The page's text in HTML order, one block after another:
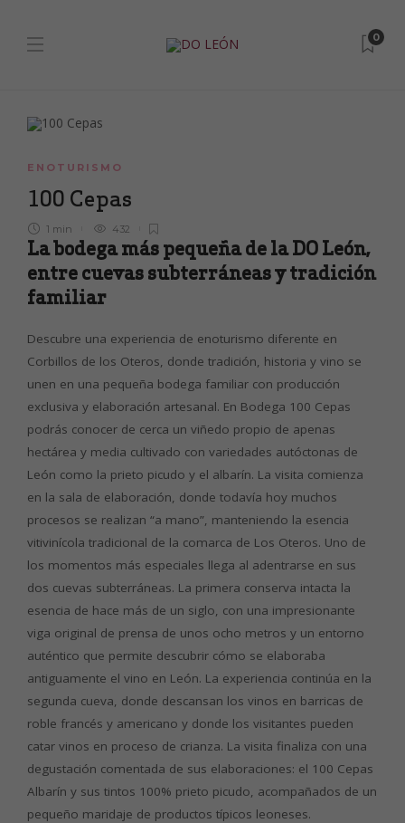
0
ENOTURISMO
100 Cepas
1 min 432
La bodega más pequeña de la DO León,
entre cuevas subterráneas y tradición
familiar
Descubre una experiencia de enoturismo diferente en
Corbillos de los Oteros, donde tradición, historia y vino se
unen en una pequeña bodega familiar con producción
exclusiva y elaboración artesanal. En Bodega 100 Cepas
podrás conocer de cerca un viñedo propio de apenas
hectárea y media cultivado con variedades autóctonas de
León como la prieto picudo y el albarín. La visita comienza
en la sala de elaboración, donde todavía hoy muchos
procesos se realizan “a mano”, manteniendo la esencia
vitivinícola tradicional de la comarca de Los Oteros. Uno de
los momentos más especiales llega al adentrarse en sus
dos cuevas subterráneas. La primera conserva intacta la
esencia de hace más de un siglo, con una impresionante
viga original de prensa de unos ocho metros y un entorno
auténtico que permite descubrir cómo se elaboraba
antiguamente el vino en León. La experiencia continúa en la
segunda cueva, donde descansan los vinos en barricas de
roble francés y americano y donde los visitantes pueden
catar vinos en proceso de crianza. La visita finaliza con una
degustación comentada de sus elaboraciones: el 100 Cepas
Albarín y sus tintos 100% prieto picudo, acompañados de un
pequeño maridaje de productos típicos leoneses.